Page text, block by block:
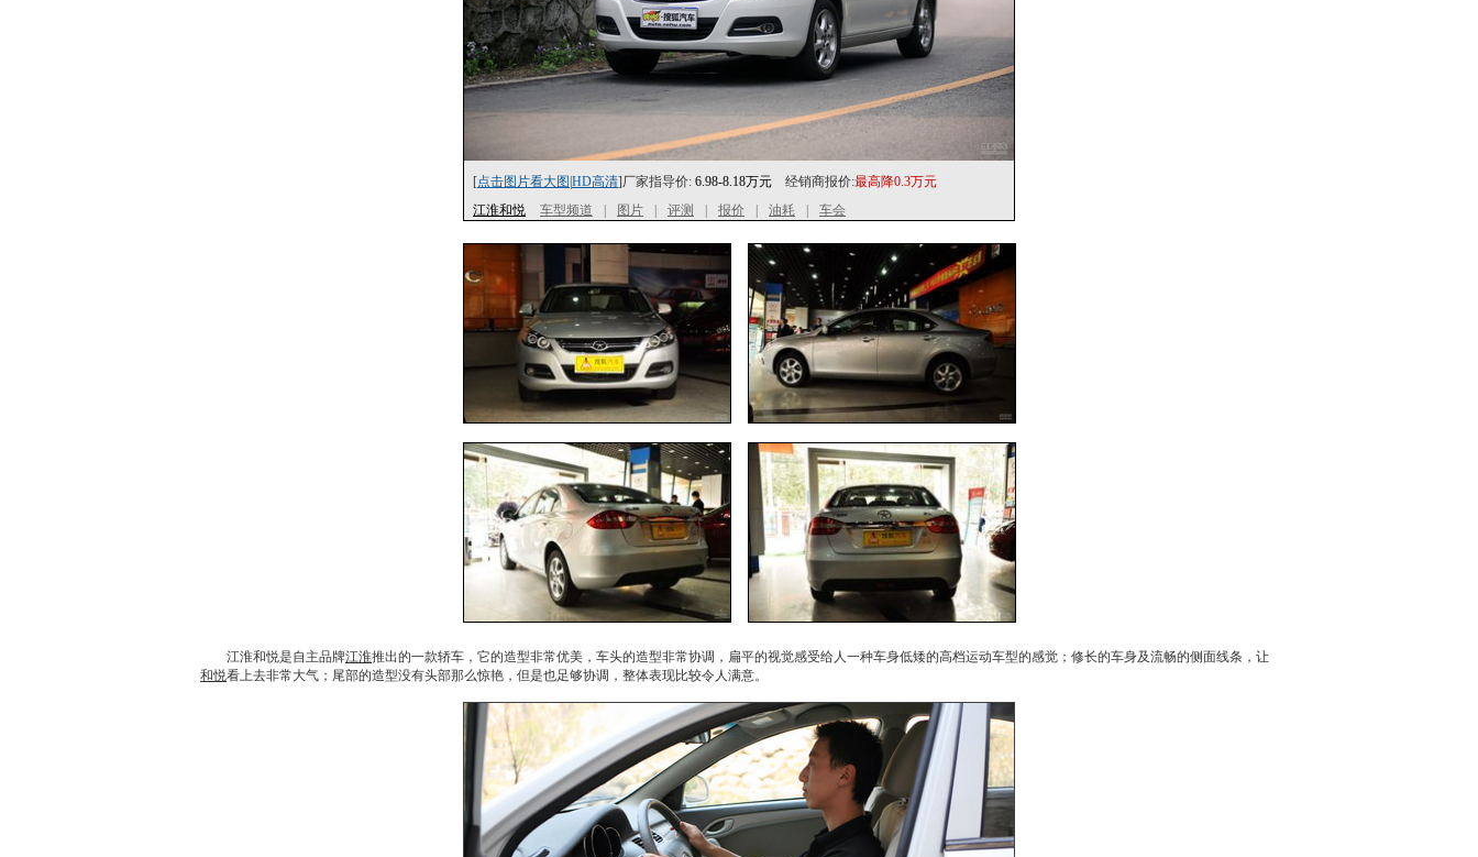
[点击图片看大图 HD高清]厂家指导价: 6.98-8.18万元 经销商报价:最高降0.3万元
江淮和悦
车型频道 图片 评测 报价 油耗 车会
江淮和悦是自主品牌江淮推出的一款轿车，它的造型非常优美，车头的造型非常协调，扁平的视觉感受给人一种车身低矮的高档运动车型的感觉；修长的车身及流畅的侧面线条，让
和悦看上去非常大气；尾部的造型没有头部那么惊艳，但是也足够协调，整体表现比较令人满意。